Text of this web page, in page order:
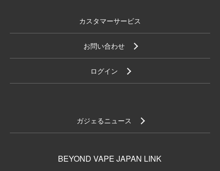
カスタマーサービス
お問い合わせ
ログイン
ガジェるニュース
BEYOND VAPE JAPAN LINK